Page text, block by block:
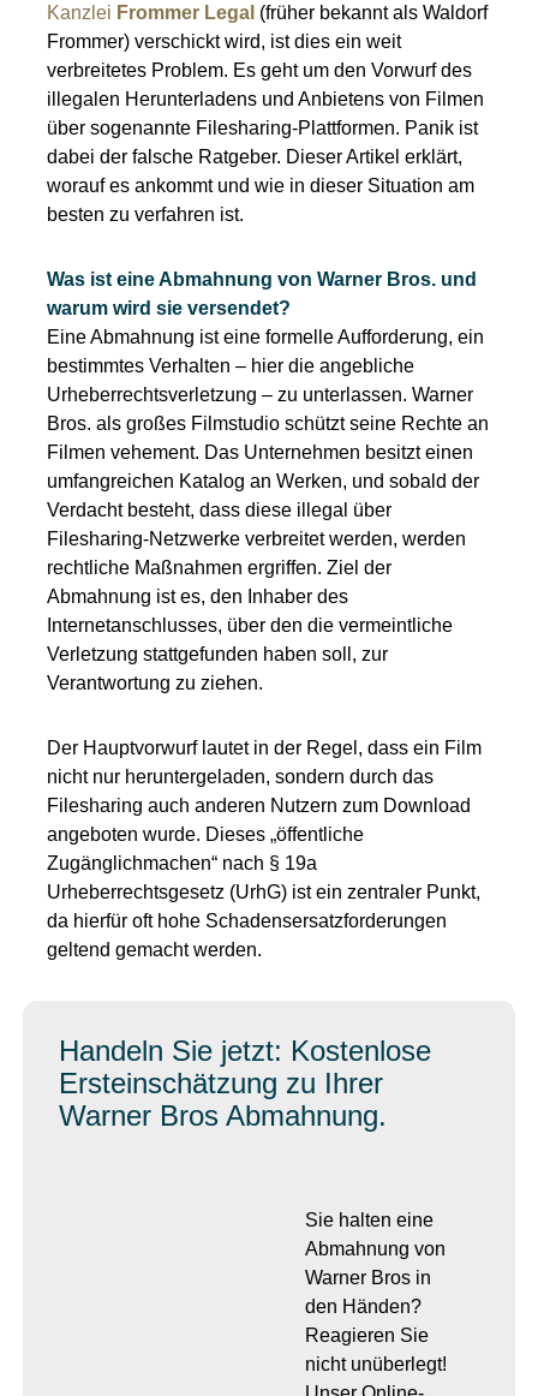
Kanzlei Frommer Legal (früher bekannt als Waldorf
Frommer) verschickt wird, ist dies ein weit
verbreitetes Problem. Es geht um den Vorwurf des
illegalen Herunterladens und Anbietens von Filmen
über sogenannte Filesharing-Plattformen. Panik ist
dabei der falsche Ratgeber. Dieser Artikel erklärt,
worauf es ankommt und wie in dieser Situation am
besten zu verfahren ist.
Was ist eine Abmahnung von Warner Bros. und
warum wird sie versendet?
Eine Abmahnung ist eine formelle Aufforderung, ein
bestimmtes Verhalten – hier die angebliche
Urheberrechtsverletzung – zu unterlassen. Warner
Bros. als großes Filmstudio schützt seine Rechte an
Filmen vehement. Das Unternehmen besitzt einen
umfangreichen Katalog an Werken, und sobald der
Verdacht besteht, dass diese illegal über
Filesharing-Netzwerke verbreitet werden, werden
rechtliche Maßnahmen ergriffen. Ziel der
Abmahnung ist es, den Inhaber des
Internetanschlusses, über den die vermeintliche
Verletzung stattgefunden haben soll, zur
Verantwortung zu ziehen.
Der Hauptvorwurf lautet in der Regel, dass ein Film
nicht nur heruntergeladen, sondern durch das
Filesharing auch anderen Nutzern zum Download
angeboten wurde. Dieses „öffentliche
Zugänglichmachen“ nach § 19a
Urheberrechtsgesetz (UrhG) ist ein zentraler Punkt,
da hierfür oft hohe Schadensersatzforderungen
geltend gemacht werden.
Handeln Sie jetzt: Kostenlose
Ersteinschätzung zu Ihrer
Warner Bros Abmahnung.
Sie halten eine
Abmahnung von
Warner Bros in
den Händen?
Reagieren Sie
nicht unüberlegt!